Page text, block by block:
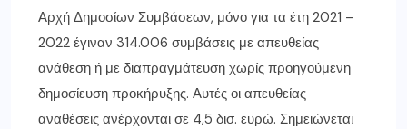
Αρχή Δημοσίων Συμβάσεων, μόνο για τα έτη 2021 –
2022 έγιναν 314.006 συμβάσεις με απευθείας
ανάθεση ή με διαπραγμάτευση χωρίς προηγούμενη
δημοσίευση προκήρυξης. Αυτές οι απευθείας
αναθέσεις ανέρχονται σε 4,5 δισ. ευρώ. Σημειώνεται